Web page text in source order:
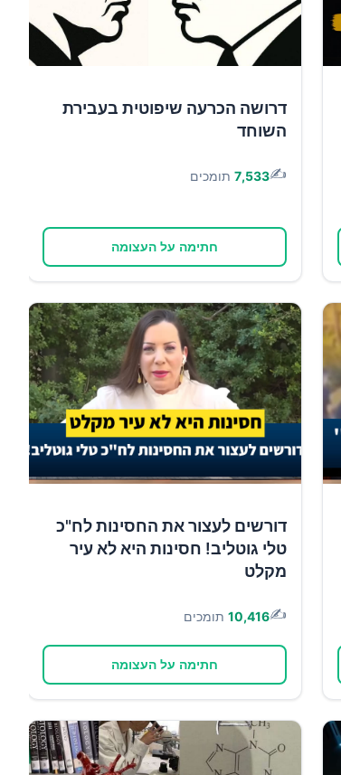
דרושה הכרעה שיפוטית בעבירת
השוחד
✍️
7,533 תומכים
חתימה על העצומה
דורשים לעצור את החסינות לח"כ
טלי גוטליב! חסינות היא לא עיר
מקלט
✍️
10,416 תומכים
חתימה על העצומה